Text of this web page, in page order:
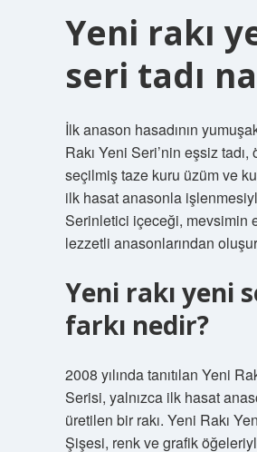
Yeni rakı
seri tadı
İlk anason hasadının
Rakı Yeni Seri’nin eşsiz tadı,
seçilmiş taze kuru üzüm ve
ilk hasat anasonla
Serinletici içeceği, mevsimin
lezzetli anasonlarından
Yeni rakı yeni
farkı nedir?
2008 yılında tanıtılan Yeni
Serisi, yalnızca ilk hasat
üretilen bir rakı. Yeni Rakı
Şişesi, renk ve grafik